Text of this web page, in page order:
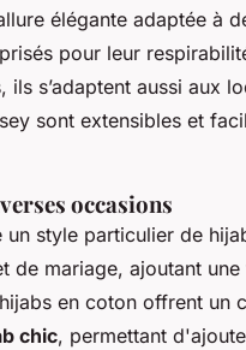
élégante adaptée à
pour leur
ils s’adaptent aussi aux
sont extensibles et
occasions
style particulier de
de mariage, ajoutant
en coton offrent un
chic, permettant